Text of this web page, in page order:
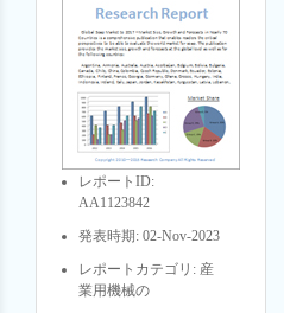
レポートID:
AA1123842
発表時期: 02-Nov-2023
レポートカテゴリ: 産
業用機械の